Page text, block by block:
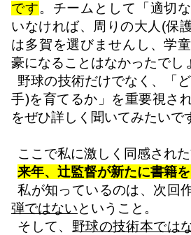
です。 チームとして「適切
いなければ、周りの大人 (保
は多賀を選びませんし、学
豪になることはなかったでし
野球の技術だけでなく、「
手)を育てるか」を重要視さ
をぜひ詳しく聞いてみたいで
ここで私に激しく同感され
来年、辻監督が新たに書籍
私が知っているのは、次回
弾ではないということ。
そして、 野球の技術本では